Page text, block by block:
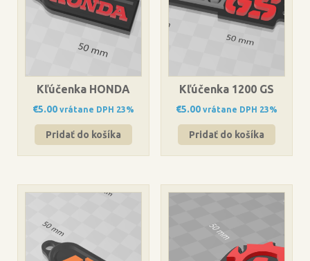
Kľúčenka HONDA
€5.00 vrátane DPH 23%
Pridať do košíka
Kľúčenka 1200 GS
€5.00 vrátane DPH 23%
Pridať do košíka